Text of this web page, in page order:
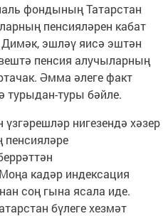
фондының Татарстан
пенсияләрен кабат
эшләү яисә эштән
пенсия алучыларның
Әмма әлеге факт
турыдан-туры бәйле.
нигезендә хәзер
пенсияләре
кадәр индексация
соң гына ясала иде.
бүлеге хезмәт